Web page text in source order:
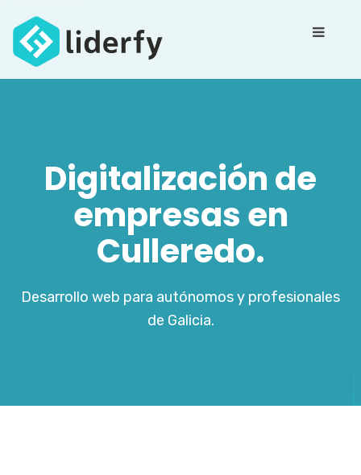
Digitalización de
empresas en
Culleredo.
Desarrollo web para autónomos y profesionales
de Galicia.